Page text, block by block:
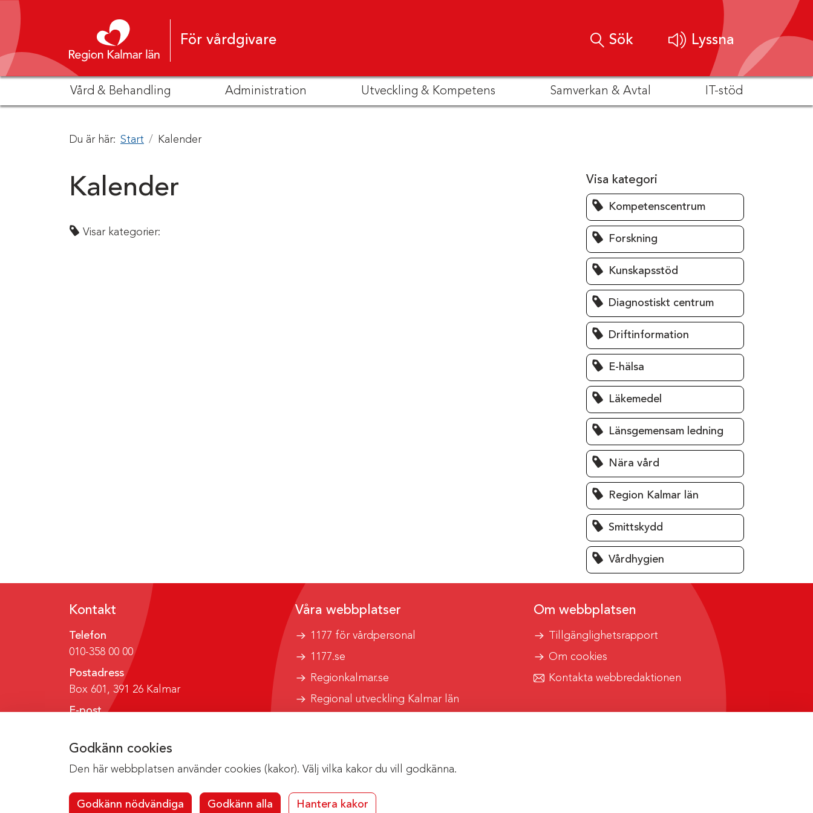
Godkänn cookies
Den här webbplatsen använder cookies (kakor). Välj vilka kakor du vill godkänna.
Godkänn nödvändiga Godkänn alla Hantera kakor
Hoppa till innehåll
För vårdgivare Sök Lyssna
Vård & Behandling Administration Utveckling & Kompetens Samverkan & Avtal IT-stöd
Du är här: Start Kalender
Kalender
Visar kategorier:
Visa kategori
Kompetenscentrum
Forskning
Kunskapsstöd
Diagnostiskt centrum
Driftinformation
E-hälsa
Läkemedel
Länsgemensam ledning
Nära vård
Region Kalmar län
Smittskydd
Vårdhygien
Kontakt
Telefon
010-358 00 00
Postadress
Box 601, 391 26 Kalmar
E-post
Våra webbplatser
1177 för vårdpersonal
1177.se
Regionkalmar.se
Regional utveckling Kalmar län
Om webbplatsen
Tillgänglighetsrapport
Om cookies
Kontakta webbredaktionen